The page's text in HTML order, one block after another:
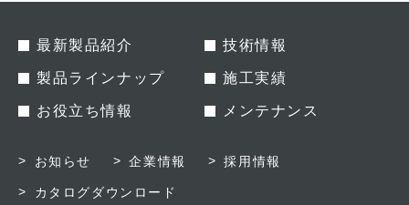
最新製品紹介 技術情報
製品ラインナップ 施工実績
お役立ち情報 メンテナンス
お知らせ 企業情報 採用情報
カタログダウンロード